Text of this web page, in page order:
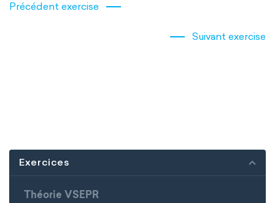
Précédent exercise
Suivant exercise
Exercices
Théorie VSEPR